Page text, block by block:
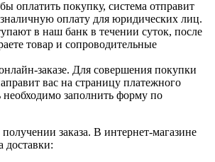
оплатить покупку, система отправит
оплату для юридических лиц.
в наш банк в течении суток, после
товар и сопроводительные
заказе. Для совершения покупки
вас на страницу платежного
необходимо заполнить форму по
заказа. В интернет-магазине
доставки: